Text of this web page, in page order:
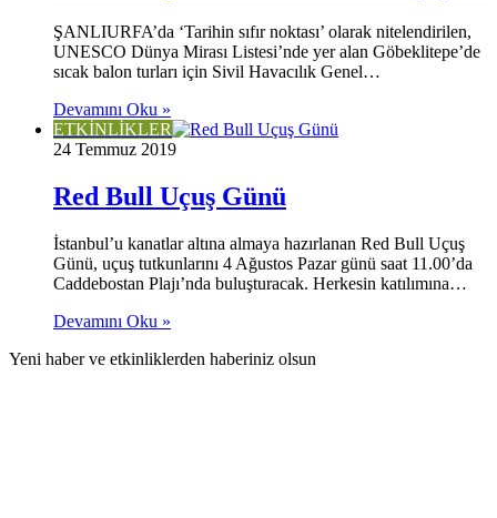
ŞANLIURFA’da ‘Tarihin sıfır noktası’ olarak nitelendirilen,
UNESCO Dünya Mirası Listesi’nde yer alan Göbeklitepe’de
sıcak balon turları için Sivil Havacılık Genel…
Devamını Oku »
ETKİNLİKLER
24 Temmuz 2019
Red Bull Uçuş Günü
İstanbul’u kanatlar altına almaya hazırlanan Red Bull Uçuş
Günü, uçuş tutkunlarını 4 Ağustos Pazar günü saat 11.00’da
Caddebostan Plajı’nda buluşturacak. Herkesin katılımına…
Devamını Oku »
Yeni haber ve etkinliklerden haberiniz olsun